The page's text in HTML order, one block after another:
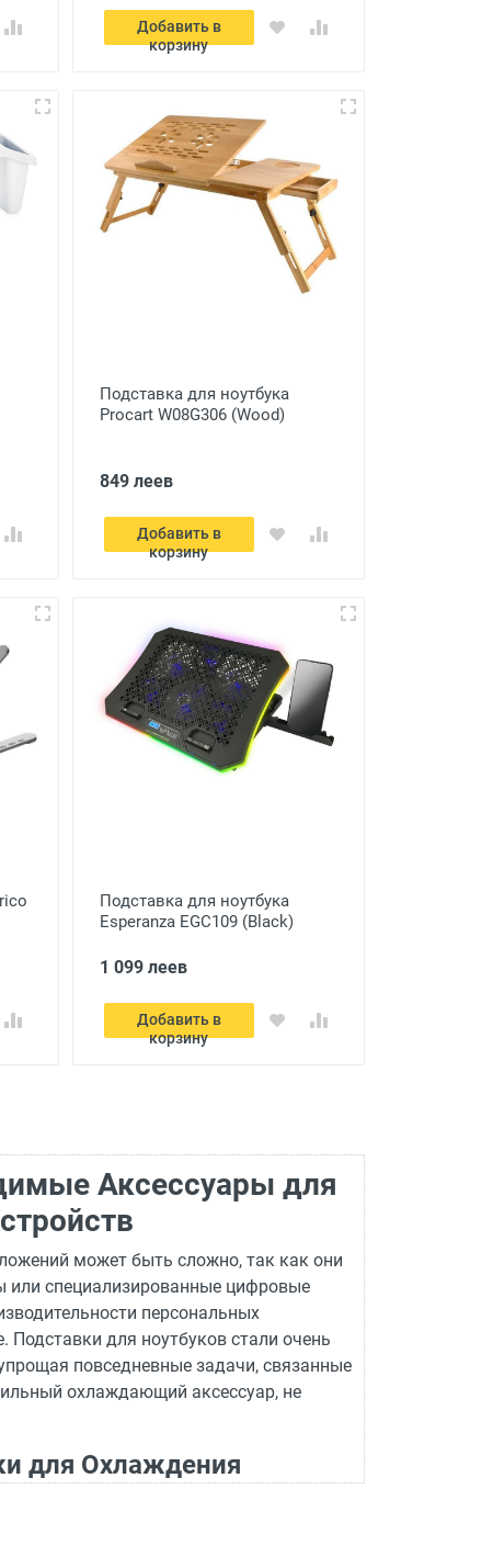
Добавить в
корзину
Подставка для ноутбука
Procart W08G306 (Wood)
849 леев
Добавить в
корзину
Подставка для ноутбука
Esperanza EGC109 (Black)
1 099 леев
Добавить в
корзину
Аксессуары для
может быть сложно, так как они
или специализированные цифровые
персональных
Подставки для ноутбуков стали очень
повседневные задачи, связанные
охлаждающий аксессуар, не
для Охлаждения